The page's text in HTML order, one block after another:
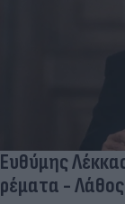
Ευθύμης
ρέματα -